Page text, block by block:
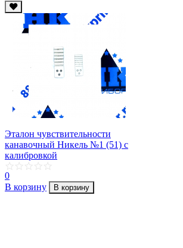
Эталон чувствительности
канавочный Никель №1 (51) с
калибровкой
0
В корзину
В корзину